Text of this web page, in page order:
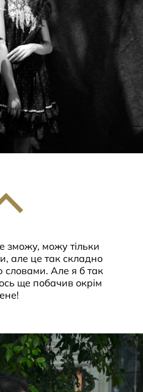
зможу, можу тільки
але це так складно
словами. Але я б так
ще побачив окрім